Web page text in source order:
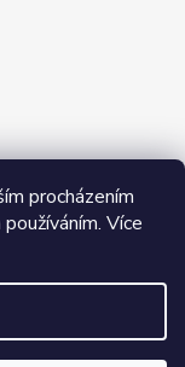
procházením
Více
nás